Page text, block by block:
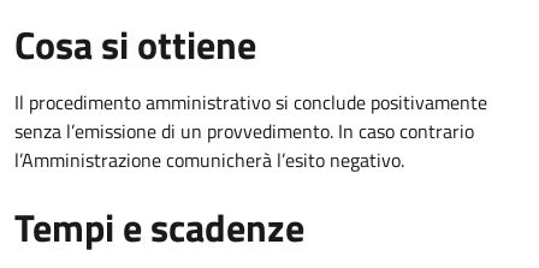
Cosa si ottiene
Il procedimento amministrativo si conclude positivamente
senza l’emissione di un provvedimento. In caso contrario
l’Amministrazione comunicherà l’esito negativo.
Tempi e scadenze